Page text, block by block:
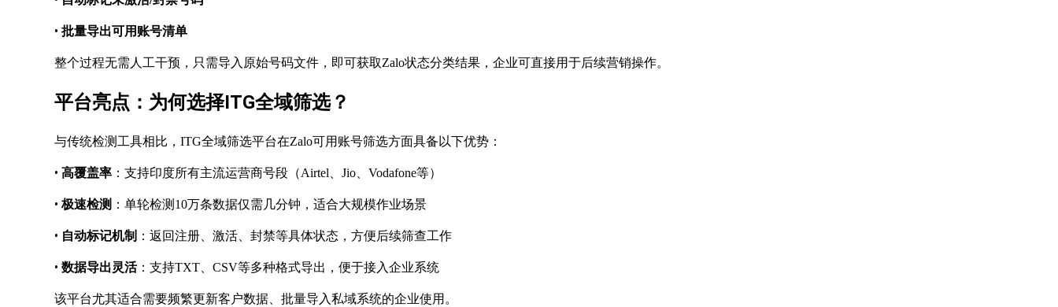
• 批量导出可用账号清单
整个过程无需人工干预，只需导入原始号码文件，即可获取Zalo状态分类结果，企业可直接用于后续营销操作。
平台亮点：为何选择ITG全域筛选？
与传统检测工具相比，ITG全域筛选平台在Zalo可用账号筛选方面具备以下优势：
• 高覆盖率 ：支持印度所有主流运营商号段（Airtel、Jio、Vodafone等）
• 极速检测 ：单轮检测 10万条数据仅需几分钟，适合大规模作业场景
• 自动标记机制 ：返回注册、激活、封禁等具体状态，方便后续筛查工作
• 数据导出灵活：支持TXT、CSV等多种格式导出，便于接入企业系统
该平台尤其适合需要频繁更新客户数据、批量导入私域系统的企业使用。